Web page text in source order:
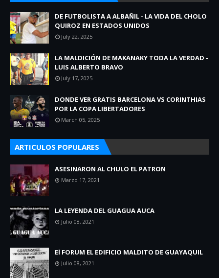
DE FUTBOLISTA A ALBAÑIL - LA VIDA DEL CHOLO
QUIROZ EN ESTADOS UNIDOS
July 22, 2025
LA MALDICIÓN DE MAKANAKY TODA LA VERDAD -
LUIS ALBERTO BRAVO
July 17, 2025
DONDE VER GRATIS BARCELONA VS CORINTHIAS
POR LA COPA LIBERTADORES
March 05, 2025
ARTICULOS POPULARES
ASESINARON AL CHULO EL PATRON
Marzo 17, 2021
LA LEYENDA DEL GUAGUA AUCA
Julio 08, 2021
El FORUM EL EDIFICIO MALDITO DE GUAYAQUIL
Julio 08, 2021